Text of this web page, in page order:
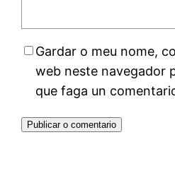
Gardar o meu nome,
web neste navegador
que faga un